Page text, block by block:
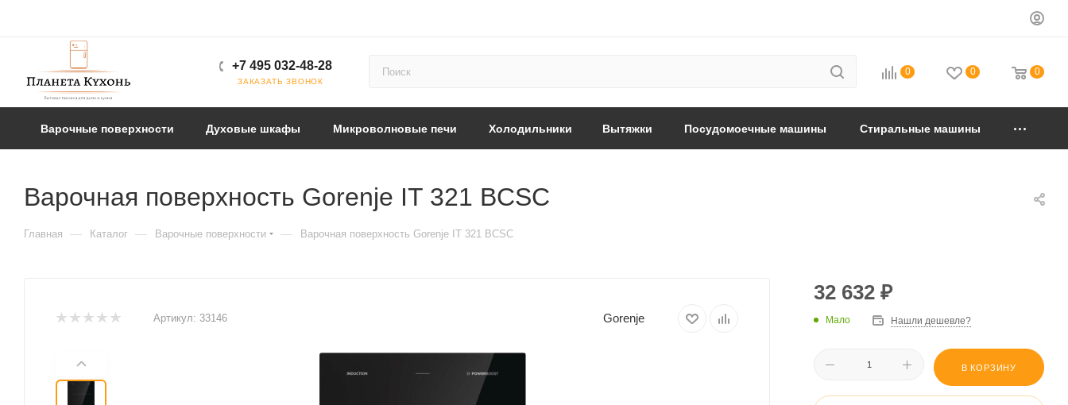
+7 495 032-48-28
ЗАКАЗАТЬ ЗВОНОК
0 0 0
Варочные поверхности Духовые шкафы Микроволновые печи Холодильники Вытяжки Посудомоечные машины Стиральные машины
Варочная поверхность Gorenje IT 321 BCSC
Главная — Каталог — Варочные поверхности — Варочная поверхность Gorenje IT 321 BCSC
Артикул: 33146 Gorenje
32 632 ₽
Мало Нашли дешевле?
В КОРЗИНУ